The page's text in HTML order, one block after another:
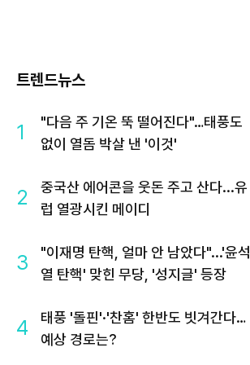
트렌드뉴스
1
"다음 주 기온 뚝 떨어진다"…태풍도
없이 열돔 박살 낸 '이것'
2
중국산 에어콘을 웃돈 주고 산다...유
럽 열광시킨 메이디
3
"이재명 탄핵, 얼마 안 남았다"...'윤석
열 탄핵' 맞힌 무당, '성지글' 등장
4
태풍 '돌핀'·'찬홈' 한반도 빗겨간다…
예상 경로는?